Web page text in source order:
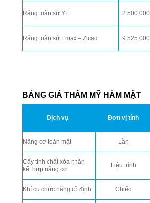
Răng toàn sứ YE 2.500.000
Răng toàn sứ Emax – Zicad 9.525.000
BẢNG GIÁ THẨM MỸ HÀM MẶT
Dịch vụ Đơn vị tính
Nâng cơ toàn mặt Lần
Cấy tinh chất xóa nhăn
kết hợp nâng cơ
Liệu trình
Khí cụ chức năng cố định Chiếc